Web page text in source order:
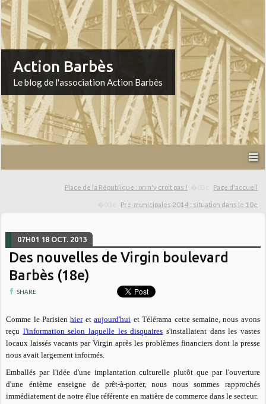
Action Barbès
Le blog de l'association Action Barbès
Place de la République : on n'y croit pas ! Page d'accueil
Pré-municipales 2014 : situation dans le 10e
07H01 18 OCT. 2013
Des nouvelles de Virgin boulevard
Barbès (18e)
SHARE
Comme le Parisienhieretaujourd'hui et Télérama cette semaine, nous avons
reçu l'information selon laquelle les disquaires s'installaient dans les vastes
locaux laissés vacants par Virgin après les problèmes financiers dont la presse
nous avait largement informés.
Emballés par l'idée d'une implantation culturelle plutôt que par l'ouverture
d'une énième enseigne de prêt-à-porter, nous nous sommes rapprochés
immédiatement de notre élue référente en matière de commerce dans le secteur.